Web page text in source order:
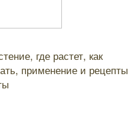
где растет, как
применение и рецепты